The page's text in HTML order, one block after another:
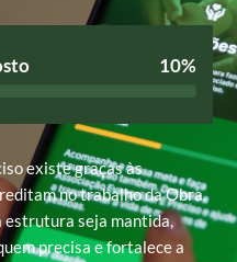
10%
existe graças às
no trabalho da Obra.
estrutura seja mantida,
precisa e fortalece a